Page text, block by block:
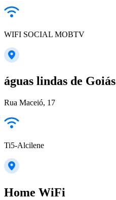
WIFI SOCIAL MOBTV
águas lindas de Goiás
Rua Maceió, 17
Ti5-Alcilene
Home WiFi